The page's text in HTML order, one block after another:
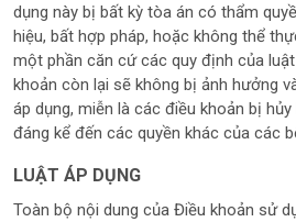
dụng này bị bất kỳ tòa án có thẩm
hiệu, bất hợp pháp, hoặc không thể
một phần căn cứ các quy định của
khoản còn lại sẽ không bị ảnh hưởng
áp dụng, miễn là các điều khoản bị
đáng kể đến các quyền khác của các
LUẬT ÁP DỤNG
Toàn bộ nội dung của Điều khoản sử